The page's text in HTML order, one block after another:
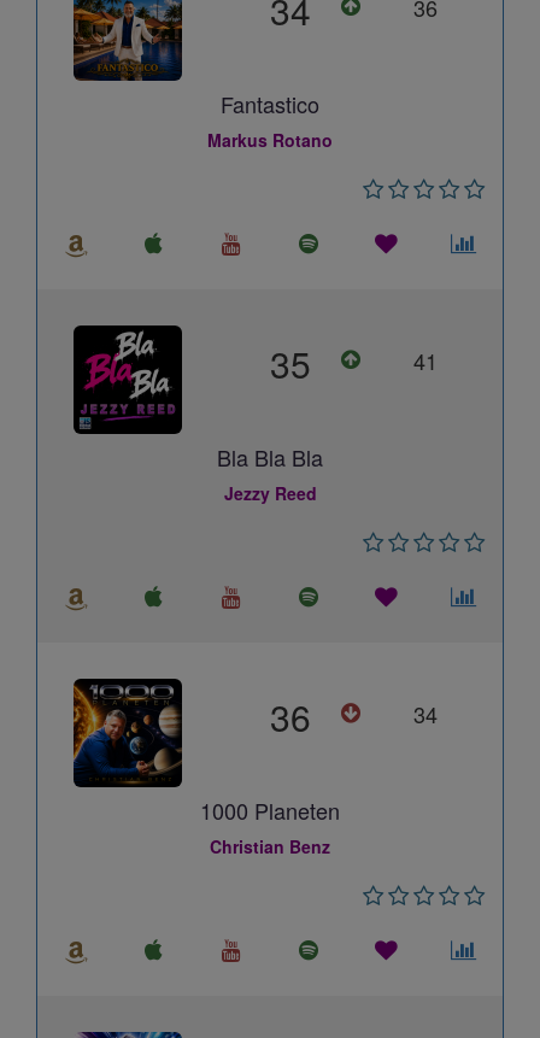
36
Fantastico
Markus Rotano
35 41
Bla Bla Bla
Jezzy Reed
36 34
1000 Planeten
Christian Benz